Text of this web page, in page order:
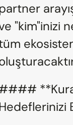
"kim"inizi
**Kural